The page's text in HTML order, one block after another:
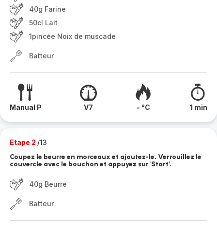
40g Farine
50cl Lait
1pincée Noix de muscade
Batteur
Manual P V7 - °C 1 min
Etape 2 /13
Coupez le beurre en morceaux et ajoutez-le. Verrouillez le
couvercle avec le bouchon et appuyez sur 'Start'.
40g Beurre
Batteur